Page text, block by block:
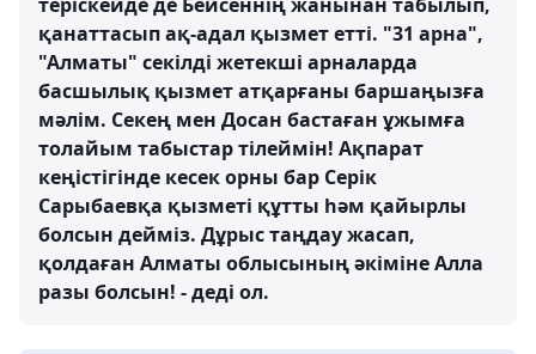
қанаттасып ақ-адал қызмет етті. "31 арна",
"Алматы" секілді жетекші арналарда
басшылық қызмет атқарғаны баршаңызға
мәлім. Секең мен Досан бастаған ұжымға
толайым табыстар тілеймін! Ақпарат
кеңістігінде кесек орны бар Серік
Сарыбаевқа қызметі құтты һәм қайырлы
болсын дейміз. Дұрыс таңдау жасап,
қолдаған Алматы облысының әкіміне Алла
разы болсын! - деді ол.